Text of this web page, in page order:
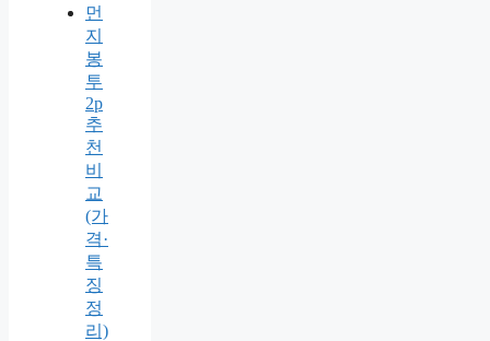
먼
지
봉
투
2p
추
천
비
교
(가
격·
특
징
정
리)